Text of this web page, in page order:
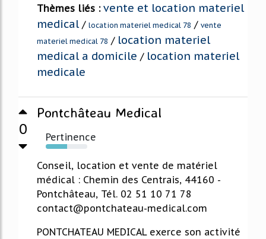
Thèmes liés : vente et location materiel
medical / location materiel medical 78 / vente
materiel medical 78 / location materiel
medical a domicile / location materiel
medicale
0
Pontchâteau Medical
Pertinence
52%
Conseil, location et vente de matériel
médical : Chemin des Centrais, 44160 -
Pontchâteau, Tél. 02 51 10 71 78
contact@pontchateau-medical.com
PONTCHATEAU MEDICAL exerce son activité